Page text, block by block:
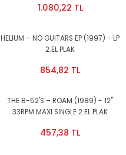
1.080,22 TL
HELIUM – NO GUITARS EP (1997) - LP
2.EL PLAK
854,82 TL
THE B-52'S – ROAM (1989) - 12''
33RPM MAXI SINGLE 2.EL PLAK
457,38 TL